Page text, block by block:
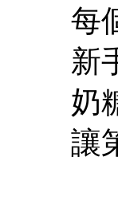
每
新
奶
讓